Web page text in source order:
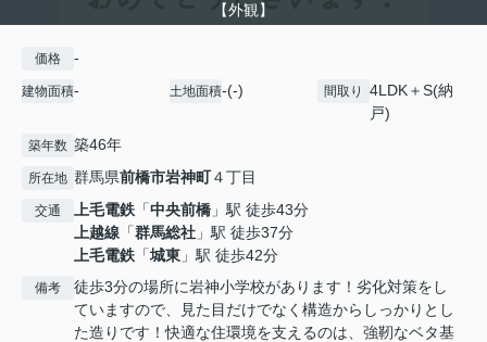
【外観】
価格 -
建物面積- 土地面積-(-) 間取り
4LDK＋S(納
戸)
築年数 築46年
所在地 群馬県前橋市岩神町４丁目
交通 上毛電鉄 「中央前橋 」駅 徒歩43分
上越線 「群馬総社 」駅 徒歩37分
上毛電鉄 「城東 」駅 徒歩42分
備考
徒歩3分の場所に岩神小学校があります！劣化対策をし
ていますので、見た目だけでなく構造からしっかりとし
た造りです！快適な住環境を支えるのは、強靭なベタ基